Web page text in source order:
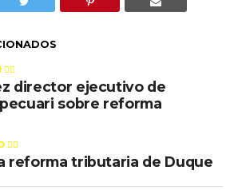
director ejecutivo de
sobre reforma
reforma tributaria de Duque